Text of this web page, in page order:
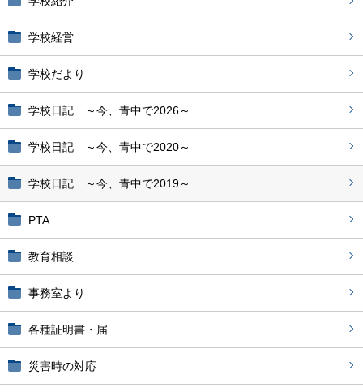
学校経営
学校だより
学校日記 ～今、青中で2026～
学校日記 ～今、青中で2020～
学校日記 ～今、青中で2019～
PTA
教育相談
事務室より
各種証明書・届
災害時の対応